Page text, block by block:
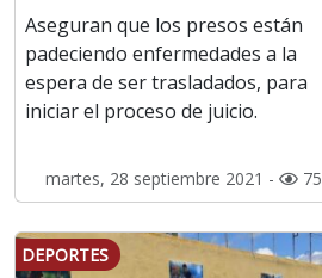
Aseguran que los presos están
padeciendo enfermedades a la
espera de ser trasladados, para
iniciar el proceso de juicio.
martes, 28 septiembre 2021 - 75
DEPORTES